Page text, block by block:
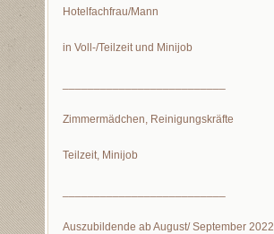
Hotelfachfrau/Mann
in Voll-/Teilzeit und Minijob
Zimmermädchen, Reinigungskräfte
Teilzeit, Minijob
Auszubildende ab August/ September 2022